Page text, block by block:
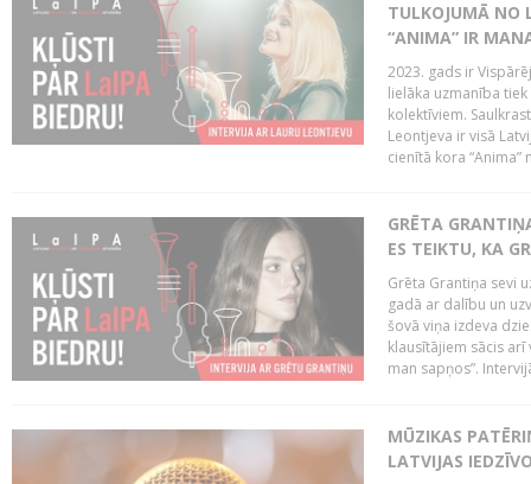
TULKOJUMĀ NO
“ANIMA” IR
2023. gads ir
lielāka uzmanība
kolektīviem.
Leontjeva ir visā
cienītā kora “Anima”
GRĒTA
ES TEIKTU, KA
Grēta Grantiņa sevi
gadā ar dalību un
šovā viņa izdeva
klausītājiem sācis arī
man sapņos”.
MŪZIKAS
LATVIJAS